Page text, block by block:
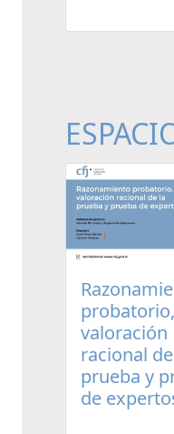
probatorio,
valoración
racional
prueba y
de